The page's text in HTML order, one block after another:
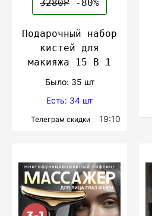
3280Р -80%
Подарочный набор
кистей для
макияжа 15 В 1
Было: 35 шт
Есть: 34 шт
Телеграм скидки 19:10